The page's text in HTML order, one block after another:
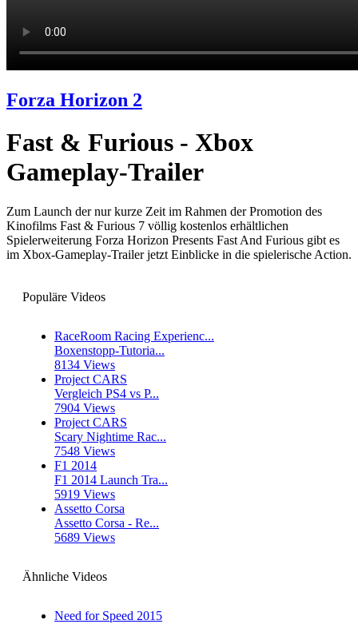
Forza Horizon 2
Fast & Furious - Xbox
Gameplay-Trailer
Zum Launch der nur kurze Zeit im Rahmen der Promotion des
Kinofilms Fast & Furious 7 völlig kostenlos erhältlichen
Spielerweiterung Forza Horizon Presents Fast And Furious gibt es
im Xbox-Gameplay-Trailer jetzt Einblicke in die spielerische Action.
Populäre Videos
RaceRoom Racing Experienc...
Boxenstopp-Tutoria...
8134 Views
Project CARS
Vergleich PS4 vs P...
7904 Views
Project CARS
Scary Nightime Rac...
7548 Views
F1 2014
F1 2014 Launch Tra...
5919 Views
Assetto Corsa
Assetto Corsa - Re...
5689 Views
Ähnliche Videos
Need for Speed 2015